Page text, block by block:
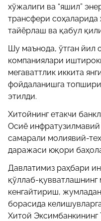
хўжалиги ва “яшил”
трансфери соҳаларида
тайёрлаш ва қабул
Шу маънода, ўтган йил
компаниялари
мегаваттлик иккита
фойдаланишга
этилди.
Хитойнинг етакчи
Осиё
самарали молиявий-
даражаси юқори
Давлатимиз раҳбари
қўллаб-
кенгайтириш,
борасида
Хитой